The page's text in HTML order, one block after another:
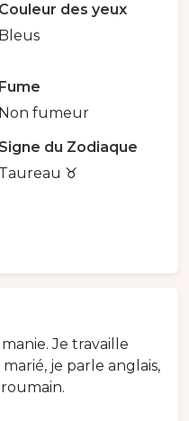
Couleur des yeux
Bleus
Fume
Non fumeur
Signe du Zodiaque
Taureau ♉️
Je travaille
je parle anglais,